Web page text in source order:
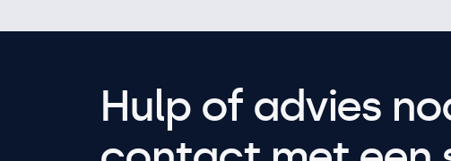
Hulp of advies